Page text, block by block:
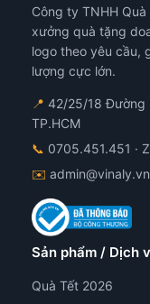
Công ty TNHH
xưởng quà tặng
logo theo yêu cầu,
lượng cực lớn.
📍 42/25/18 Đường
TP.HCM
📞 0705.451.451 ·
✉️ admin@vinaly.vn
Sản phẩm / Dịch
Quà Tết 2026